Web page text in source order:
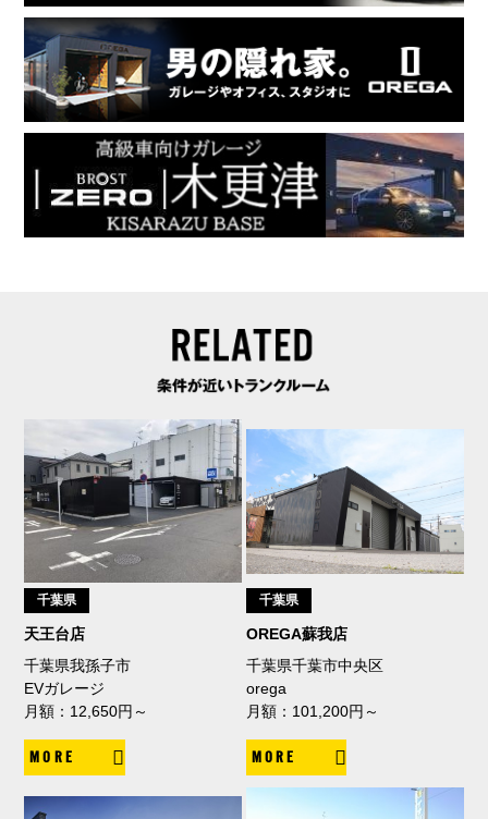
千葉県
天王台店
千葉県我孫子市
EVガレージ
月額：12,650円～
MORE
千葉県
OREGA蘇我店
千葉県千葉市中央区
orega
月額：101,200円～
MORE